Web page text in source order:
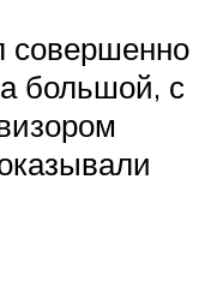
совершенно
большой, с